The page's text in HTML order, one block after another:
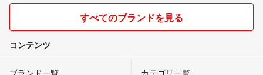
すべてのブランドを見る
コンテンツ